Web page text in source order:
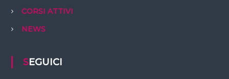
CORSI ATTIVI
NEWS
SEGUICI